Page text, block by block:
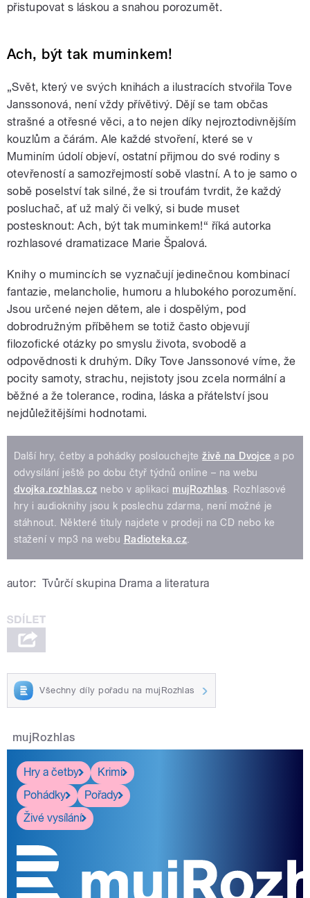
přistupovat s láskou a snahou porozumět.
Ach, být tak muminkem!
„Svět, který ve svých knihách a ilustracích stvořila Tove
Janssonová, není vždy přívětivý. Dějí se tam občas
strašné a otřesné věci, a to nejen díky nejroztodivnějším
kouzlům a čárám. Ale každé stvoření, které se v
Muminím údolí objeví, ostatní přijmou do své rodiny s
otevřeností a samozřejmostí sobě vlastní. A to je samo o
sobě poselství tak silné, že si troufám tvrdit, že každý
posluchač, ať už malý či velký, si bude muset
postesknout: Ach, být tak muminkem!“ říká autorka
rozhlasové dramatizace Marie Špalová.
Knihy o mumincích se vyznačují jedinečnou kombinací
fantazie, melancholie, humoru a hlubokého porozumění.
Jsou určené nejen dětem, ale i dospělým, pod
dobrodružným příběhem se totiž často objevují
filozofické otázky po smyslu života, svobodě a
odpovědnosti k druhým. Díky Tove Janssonové víme, že
pocity samoty, strachu, nejistoty jsou zcela normální a
běžné a že tolerance, rodina, láska a přátelství jsou
nejdůležitějšími hodnotami.
Další hry, četby a pohádky poslouchejteživě na Dvojce a po
odvysílání ještě po dobu čtyř týdnů online – na webu
dvojka.rozhlas.cz nebo v aplikaci mujRozhlas. Rozhlasové
hry i audioknihy jsou k poslechu zdarma, není možné je
stáhnout. Některé tituly najdete v prodeji na CD nebo ke
stažení v mp3 na webu Radioteka.cz.
autor: Tvůrčí skupina Drama a literatura
Všechny díly pořadu na mujRozhlas
mujRozhlas
Hry a četby
Krimi
Pohádky
Pořady
Živé vysílání